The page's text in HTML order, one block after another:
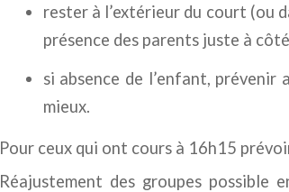
rester à l’extérieur du court (ou
présence des parents juste à
si absence de l’enfant,
mieux.
Pour ceux qui ont cours à 16h15
Réajustement des groupes possible